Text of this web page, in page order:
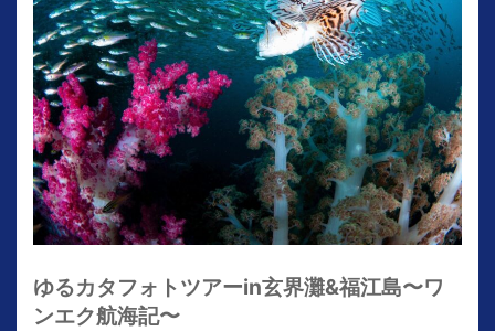
ゆるカタフォトツアーin玄界灘&福江島〜ワ
ンエク航海記〜